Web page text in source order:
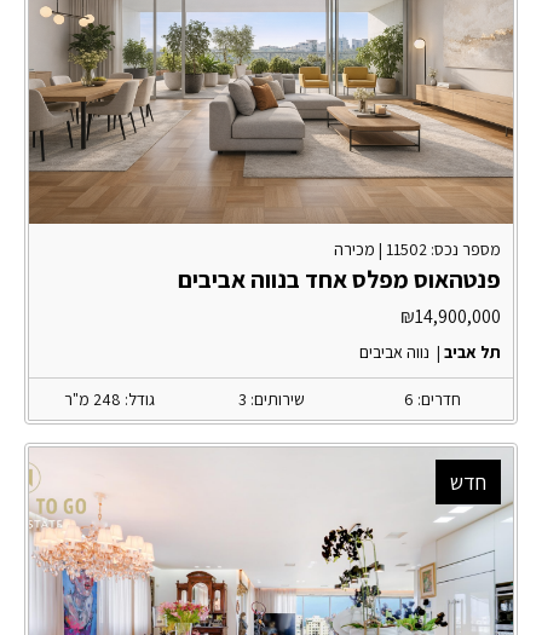
מספר נכס: 11502 | מכירה
פנטהאוס מפלס אחד בנווה אביבים
₪14,900,000
תל אביב | נווה אביבים
חדרים: 6 שירותים: 3 גודל: 248 מ"ר
חדש